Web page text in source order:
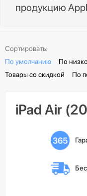
продукцию
Сортировать:
По умолчанию
По
Товары со скидкой
По
iPad Air